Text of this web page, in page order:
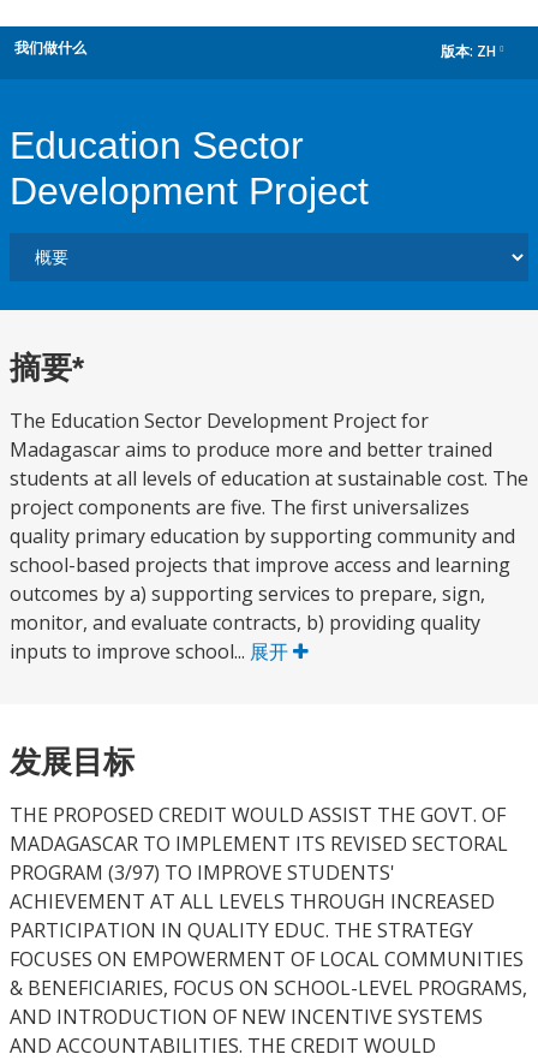
我们做什么 版本: ZH
Education Sector
Development Project
摘要*
The Education Sector Development Project for
Madagascar aims to produce more and better trained
students at all levels of education at sustainable cost. The
project components are five. The first universalizes
quality primary education by supporting community and
school-based projects that improve access and learning
outcomes by a) supporting services to prepare, sign,
monitor, and evaluate contracts, b) providing quality
inputs to improve school... 展开
发展目标
THE PROPOSED CREDIT WOULD ASSIST THE GOVT. OF
MADAGASCAR TO IMPLEMENT ITS REVISED SECTORAL
PROGRAM (3/97) TO IMPROVE STUDENTS'
ACHIEVEMENT AT ALL LEVELS THROUGH INCREASED
PARTICIPATION IN QUALITY EDUC. THE STRATEGY
FOCUSES ON EMPOWERMENT OF LOCAL COMMUNITIES
& BENEFICIARIES, FOCUS ON SCHOOL-LEVEL PROGRAMS,
AND INTRODUCTION OF NEW INCENTIVE SYSTEMS
AND ACCOUNTABILITIES. THE CREDIT WOULD